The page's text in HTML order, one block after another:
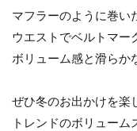
マフラーのように巻い
ウエストでベルトマー
ボリューム感と滑らか
ぜひ冬のお出かけを楽
トレンドのボリューム